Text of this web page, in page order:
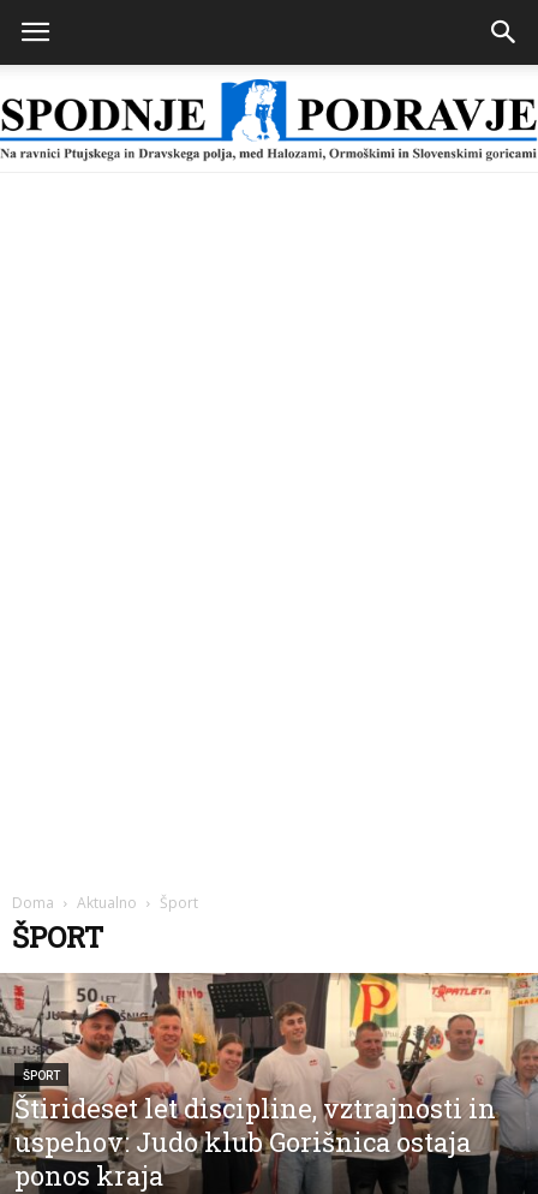
Doma Aktualno Šport
ŠPORT
ŠPORT
Štirideset let discipline, vztrajnosti in
uspehov: Judo klub Gorišnica ostaja
ponos kraja